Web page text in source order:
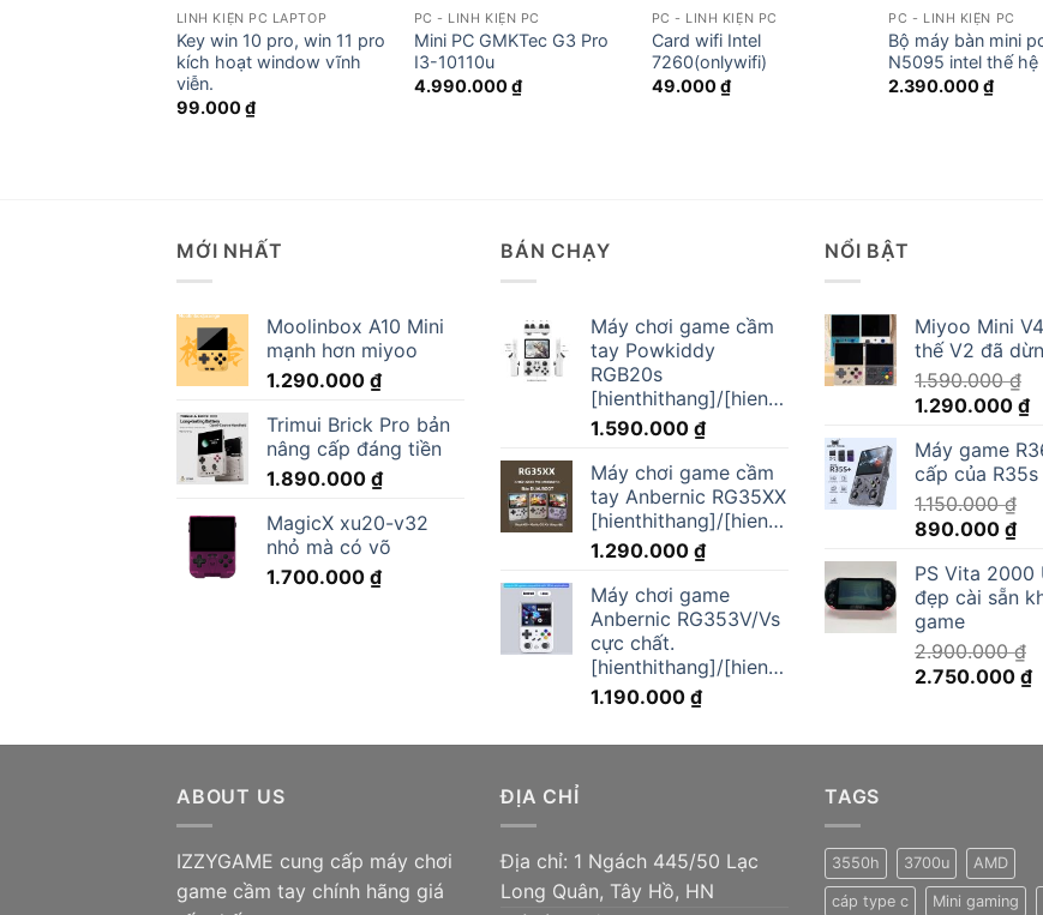
LINH KIỆN PC LAPTOP
Key win 10 pro, win 11 pro
kích hoạt window vĩnh
viễn.
99.000₫
PC - LINH KIỆN PC
Mini PC GMKTec G3 Pro
I3-10110u
4.990.000₫
PC - LINH KIỆN PC
Card wifi Intel
7260(onlywifi)
49.000₫
PC - LINH KIỆN PC
Bộ máy bàn mini
N5095 intel thế hệ
2.390.000₫
MỚI NHẤT
Moolinbox A10 Mini
mạnh hơn miyoo
1.290.000 ₫
Trimui Brick Pro bản
nâng cấp đáng tiền
1.890.000 ₫
MagicX xu20-v32
nhỏ mà có võ
1.700.000 ₫
BÁN CHẠY
Máy chơi game cầm
tay Powkiddy
RGB20s
[hienthithang]/[hienthinam]
1.590.000 ₫
Máy chơi game cầm
tay Anbernic RG35XX
[hienthithang]/[hienthinam]
1.290.000 ₫
Máy chơi game
Anbernic RG353V/Vs
cực chất.
[hienthithang]/[hienthinam]
1.190.000 ₫
NỔI BẬT
Miyoo Mini
thế V2 đã
1.590.000₫
Giá
là:
1.590.000 ₫.
1.290.000 ₫
là:
Máy game
cấp của R35s
1.150.000₫
Giá
là:
1.150.000 ₫.
890.000 ₫Giá
tại
là:
PS Vita 2000
đẹp cài sẵn
game
2.900.000₫
Giá
2.900.000 ₫.
2.750.000 ₫
ABOUT US
IZZYGAME cung cấp máy chơi
game cầm tay chính hãng giá
ĐỊA CHỈ
Địa chỉ: 1 Ngách 445/50 Lạc
Long Quân, Tây Hồ, HN
TAGS
3550h 3700u AMD
cáp type c Mini gaming